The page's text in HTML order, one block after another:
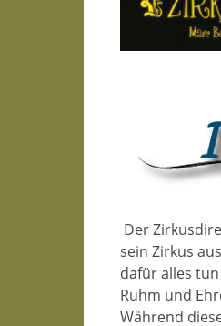
Der
sein Zirkus
dafür alles
Ruhm und
Während